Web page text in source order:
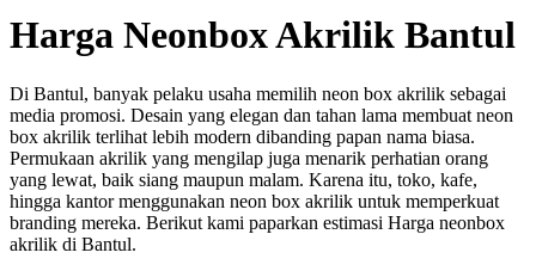
Harga Neonbox Akrilik Bantul
Di Bantul, banyak pelaku usaha memilih neon box akrilik sebagai
media promosi. Desain yang elegan dan tahan lama membuat neon
box akrilik terlihat lebih modern dibanding papan nama biasa.
Permukaan akrilik yang mengilap juga menarik perhatian orang
yang lewat, baik siang maupun malam. Karena itu, toko, kafe,
hingga kantor menggunakan neon box akrilik untuk memperkuat
branding mereka. Berikut kami paparkan estimasi Harga neonbox
akrilik di Bantul.